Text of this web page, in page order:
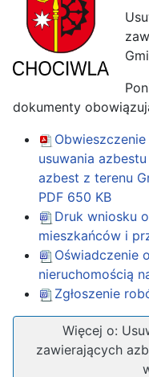
dokumenty
usuwania
azbest z terenu
PDF 650 KB
Druk wniosku
mieszkańców i
Oświadczenie
nieruchomością
Zgłoszenie
Więcej o:
zawierających